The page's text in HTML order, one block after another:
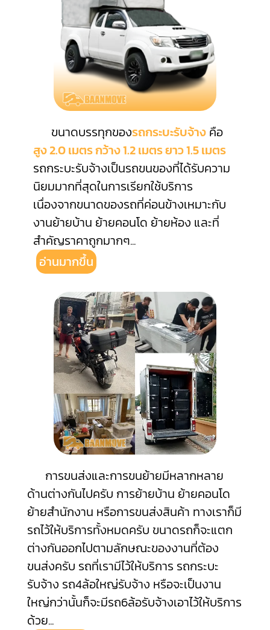
ขนาดบรรทุกของรถกระบะรับจ้างคือ
สูง 2.0 เมตร กว้าง 1.2 เมตร ยาว 1.5 เมตร
รถกระบะรับจ้างเป็นรถขนของที่ได้รับความ
นิยมมากที่สุดในการเรียกใช้บริการ
เนื่องจากขนาดของรถที่ค่อนข้างเหมาะกับ
งานย้ายบ้าน ย้ายคอนโด ย้ายห้อง และที่
สำคัญราคาถูกมากๆ...
อ่านมากขึ้น
การขนส่งและการขนย้ายมีหลากหลาย
ด้านต่างกันไปครับ การย้ายบ้าน ย้ายคอนโด
ย้ายสำนักงาน หรือการขนส่งสินค้า ทางเราก็มี
รถไว้ให้บริการทั้งหมดครับ ขนาดรถก็จะแตก
ต่างกันออกไปตามลักษณะของงานที่ต้อง
ขนส่งครับ รถที่เรามีไว้ให้บริการ รถกระบะ
รับจ้าง รถ4ล้อใหญ่รับจ้าง หรือจะเป็นงาน
ใหญ่กว่านั้นก็จะมีรถ6ล้อรับจ้างเอาไว้ให้บริการ
ด้วย...